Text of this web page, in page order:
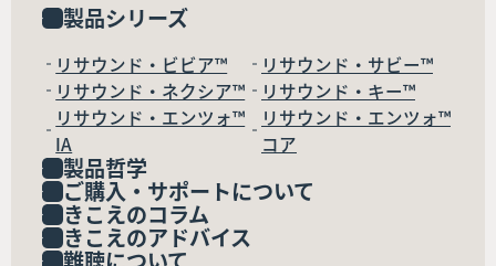
製品シリーズ
リサウンド・ビビア™
リサウンド・サビー™
リサウンド・ネクシア™
リサウンド・キー™
リサウンド・エンツォ™
IA
リサウンド・エンツォ™
コア
製品哲学
ご購入・サポートについて
きこえのコラム
きこえのアドバイス